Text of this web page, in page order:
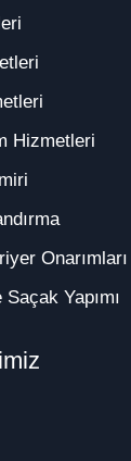
Hizmetleri
Onarımları
Yapımı